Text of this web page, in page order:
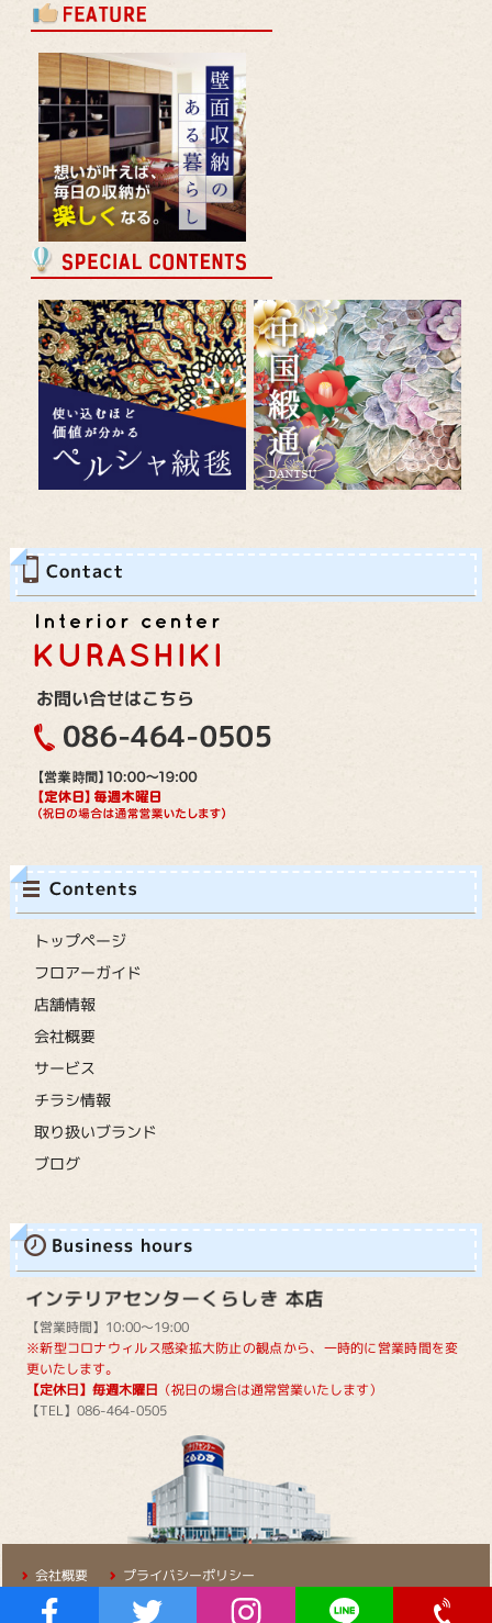
トップページ
フロアーガイド
店舗情報
会社概要
サービス
チラシ情報
取り扱いブランド
ブログ
【営業時間】10:00～19:00
※新型コロナウィルス感染拡大防止の観点から、一時的に営業時間を変
更いたします。
【定休日】毎週木曜日 （祝日の場合は通常営業いたします）
【TEL】086-464-0505
会社概要 プライバシーポリシー
Copyright © 2016-KURASHIKIKAGU.All RIGHT RESERVED.